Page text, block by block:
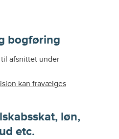
bogføring
afsnittet under
kan fravælges
løn,
etc.